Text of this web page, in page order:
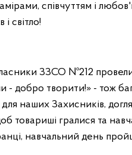
співчуттям і
світло!
ЗЗСО №212 провели
- добро творити!» - тож
наших Захисників,
товариші гралися та
навчальний день